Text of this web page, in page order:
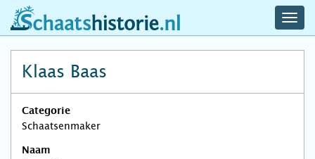
schaatshistorie.nl
Klaas Baas
Categorie
Schaatsenmaker
Naam